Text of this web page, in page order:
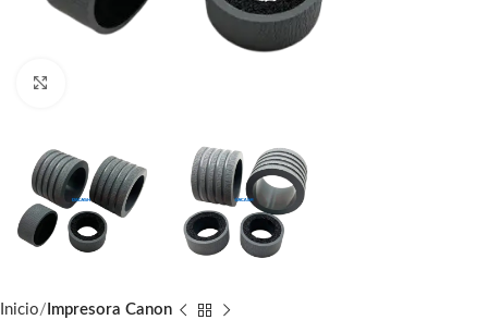
Inicio Impresora Canon